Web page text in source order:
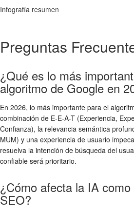
Infografía resumen
Preguntas
¿Qué es lo más
algoritmo de Google en
En 2026, lo más importante para el
combinación de E-E-A-T (Experiencia,
Confianza), la relevancia semántica
MUM) y una experiencia de usuario
resuelva la intención de búsqueda del
confiable será prioritario.
¿Cómo afecta la IA
SEO?